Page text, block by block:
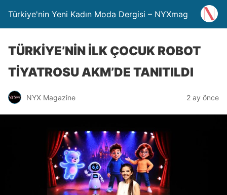
Türkiye'nin Yeni Kadın Moda Dergisi – NYXmag
TÜRKİYE’NİN İLK ÇOCUK ROBOT
TİYATROSU AKM’DE TANITILDI
NYX Magazine 2 ay önce